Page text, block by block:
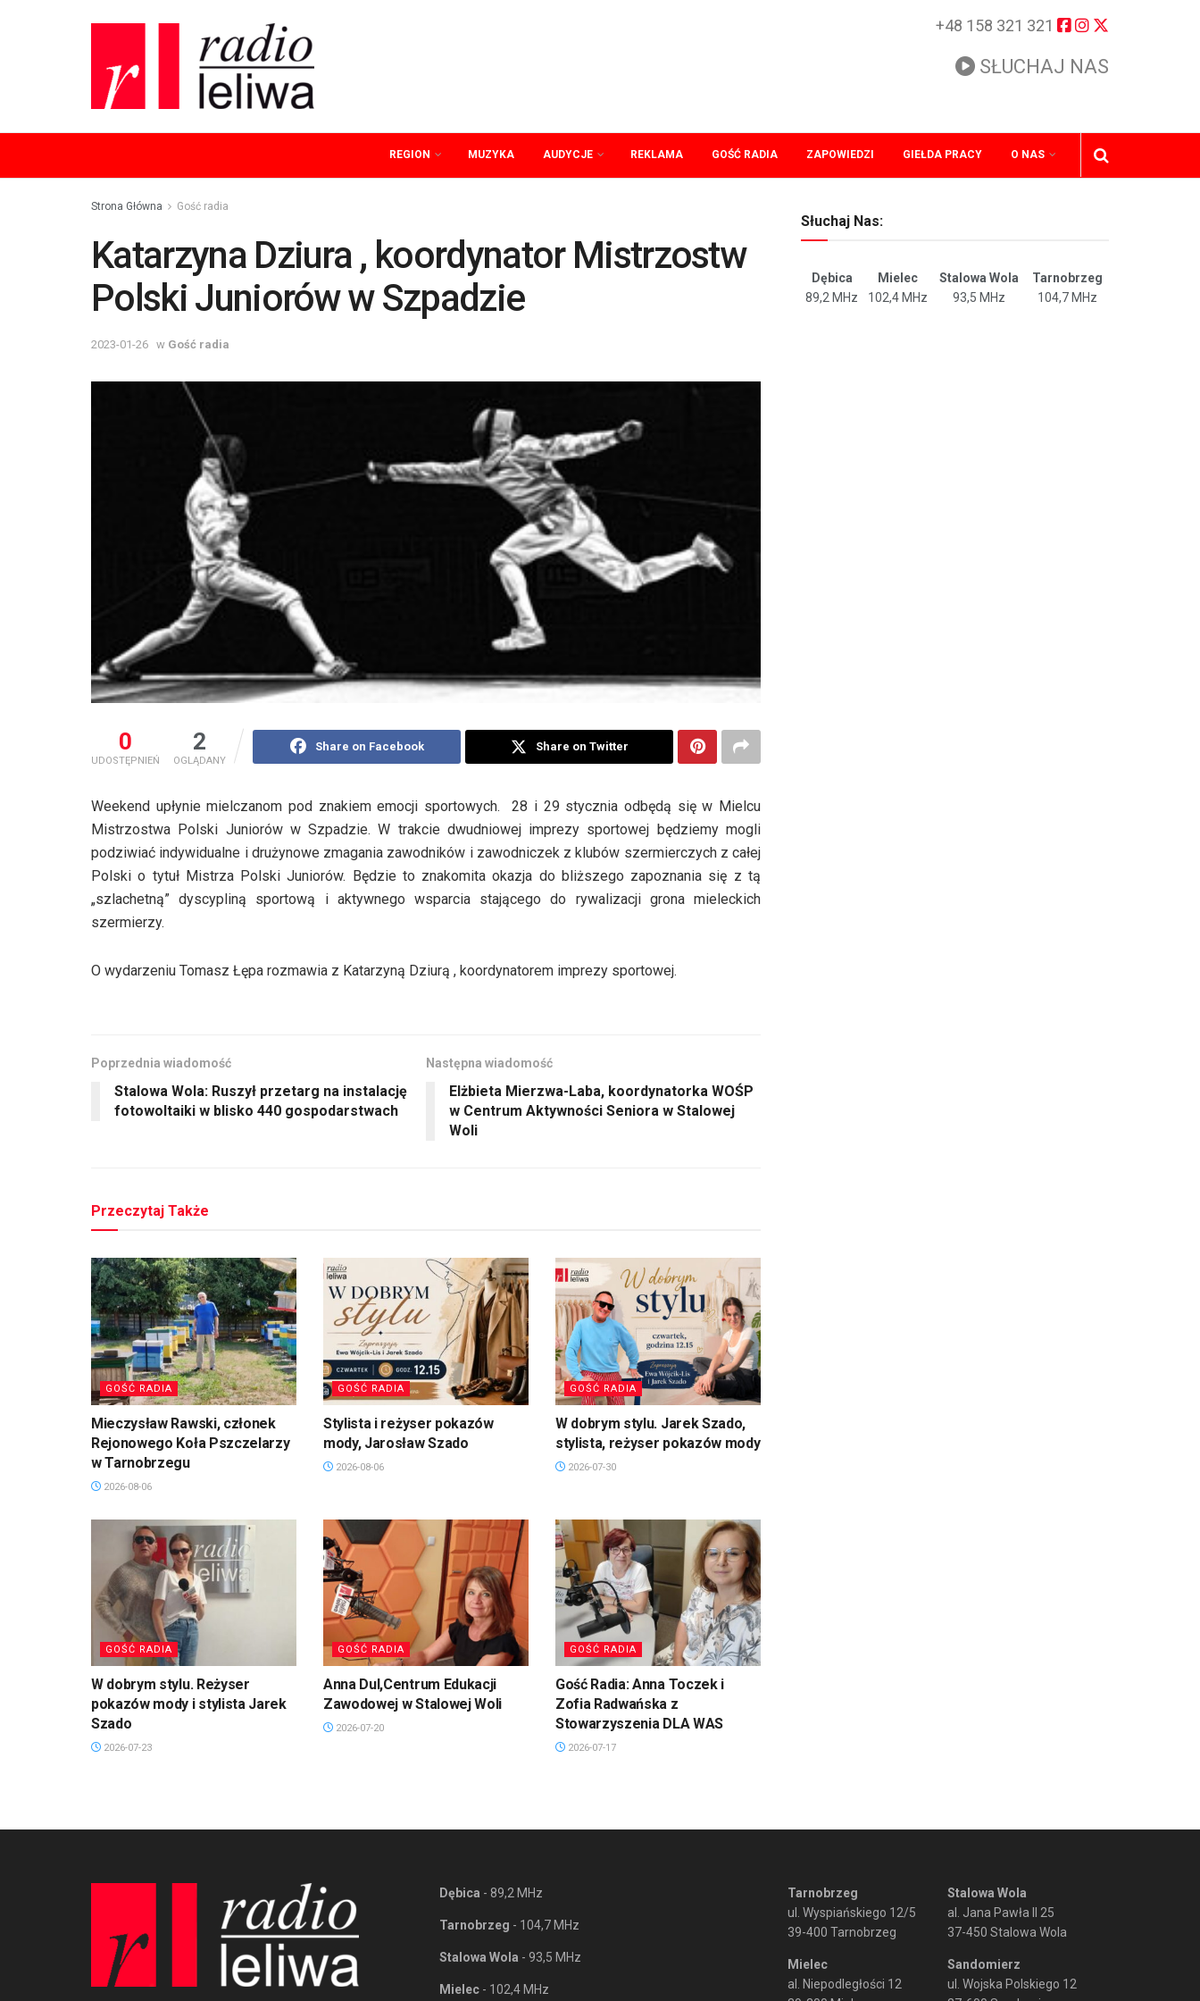
+48 158 321 321
SŁUCHAJ NAS
REGION MUZYKA AUDYCJE REKLAMA GOŚĆ RADIA ZAPOWIEDZI GIEŁDA PRACY O NAS
Strona Główna Gość radia
Katarzyna Dziura , koordynator Mistrzostw
Polski Juniorów w Szpadzie
2023-01-26 w Gość radia
0
UDOSTĘPNIEŃ
2
OGLĄDANY
Share on Facebook Share on Twitter
Weekend upłynie mielczanom pod znakiem emocji sportowych. 28 i 29 stycznia odbędą się w Mielcu
Mistrzostwa Polski Juniorów w Szpadzie. W trakcie dwudniowej imprezy sportowej będziemy mogli
podziwiać indywidualne i drużynowe zmagania zawodników i zawodniczek z klubów szermierczych z całej
Polski o tytuł Mistrza Polski Juniorów. Będzie to znakomita okazja do bliższego zapoznania się z tą
„szlachetną” dyscypliną sportową i aktywnego wsparcia stającego do rywalizacji grona mieleckich
szermierzy.
O wydarzeniu Tomasz Łępa rozmawia z Katarzyną Dziurą , koordynatorem imprezy sportowej.
Poprzednia wiadomość
Stalowa Wola: Ruszył przetarg na instalację
fotowoltaiki w blisko 440 gospodarstwach
Następna wiadomość
Elżbieta Mierzwa-Laba, koordynatorka WOŚP
w Centrum Aktywności Seniora w Stalowej
Woli
Przeczytaj Także
GOŚĆ RADIA
Mieczysław Rawski, członek
Rejonowego Koła Pszczelarzy
w Tarnobrzegu
2026-08-06
GOŚĆ RADIA
Stylista i reżyser pokazów
mody, Jarosław Szado
2026-08-06
GOŚĆ RADIA
W dobrym stylu. Jarek Szado,
stylista, reżyser pokazów mody
2026-07-30
GOŚĆ RADIA
W dobrym stylu. Reżyser
pokazów mody i stylista Jarek
Szado
2026-07-23
GOŚĆ RADIA
Anna Dul,Centrum Edukacji
Zawodowej w Stalowej Woli
2026-07-20
GOŚĆ RADIA
Gość Radia: Anna Toczek i
Zofia Radwańska z
Stowarzyszenia DLA WAS
2026-07-17
Słuchaj Nas:
Dębica Mielec Stalowa Wola
Tarnobrzeg
89,2 MHz
102,4 MHz 93,5 MHz 104,7 MHz
Dębica - 89,2 MHz
Tarnobrzeg - 104,7 MHz
Stalowa Wola - 93,5 MHz
Mielec - 102,4 MHz
Tarnobrzeg
ul. Wyspiańskiego 12/5
39-400 Tarnobrzeg
Mielec
al. Niepodległości 12
Stalowa Wola
al. Jana Pawła II 25
37-450 Stalowa Wola
Sandomierz
ul. Wojska Polskiego 12